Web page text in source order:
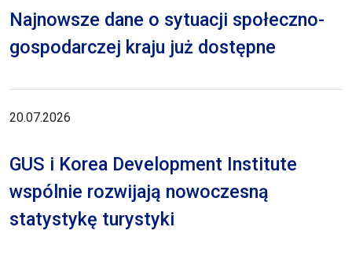
Najnowsze dane o sytuacji społeczno-
gospodarczej kraju już dostępne
20.07.2026
GUS i Korea Development Institute
wspólnie rozwijają nowoczesną
statystykę turystyki